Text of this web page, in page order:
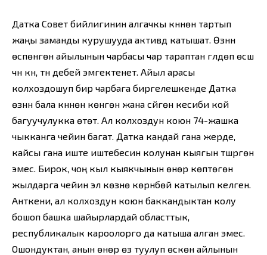
Датка Совет бийлигинин алгачкы күнүнөн тартып
жаңы заманды курушууда активдүү катышат. Өзүнүн
өсүпөнгөн айылынын чарбасы чар тараптан гүлдөп өсүшү
үчүн күн, түн дебей эмгектенет. Айыл арасы
колхоздошуп бир чарбага биргелешкенде Датка
өзүнүн бала күнүнөн көнгөн жана сүйгөн кесиби кой
багуучулукка өтөт. Ал колхоздун коюн 74-жашка
чыкканга чейин багат. Датка кандай гана жерде,
кайсы гана иште иштебесин колунан кыягын түшүргөн
эмес. Бирок, чоң кыл кыякчынын өнөрү көптөгөн
жылдарга чейин эл көзүнө көрүнбөй катылып келген.
Анткени, ал колхоздун коюн баккандыктан колу
бошоп башка шайырлардай областтык,
республикалык кароолорго да катыша алган эмес.
Ошондуктан, анын өнөрү өзү туулуп өскөн айлынын